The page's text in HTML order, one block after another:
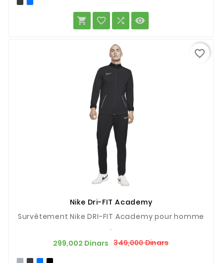
   
Nike Dri-FIT Academy
Survêtement Nike DRI-FIT Academy pour homme
.
299,002 Dinars 349,000 DinarsPrix
Prix
favorite_border